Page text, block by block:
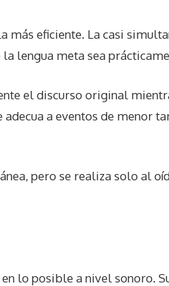
más eficiente. La casi
lengua meta sea
el discurso original
a eventos de menor
pero se realiza solo al
lo posible a nivel sonoro.